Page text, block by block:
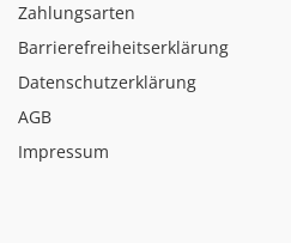
Zahlungsarten
Barrierefreiheitserklärung
Datenschutzerklärung
AGB
Impressum